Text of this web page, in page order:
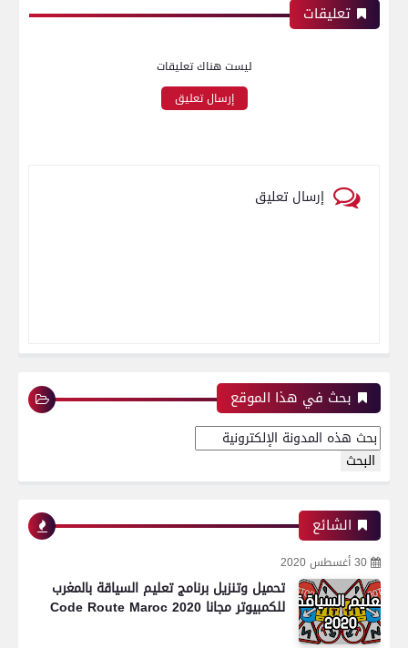
تعليقات
ليست هناك تعليقات
إرسال تعليق
إرسال تعليق
بحث في هذا الموقع
الشائع
30 أغسطس 2020
تحميل وتنزيل برنامج تعليم السياقة بالمغرب
للكمبيوتر مجانا Code Route Maroc 2020